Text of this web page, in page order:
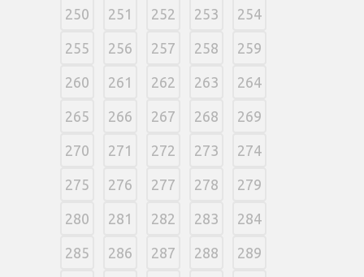
250 251 252 253 254
255 256 257 258 259
260 261 262 263 264
265 266 267 268 269
270 271 272 273 274
275 276 277 278 279
280 281 282 283 284
285 286 287 288 289